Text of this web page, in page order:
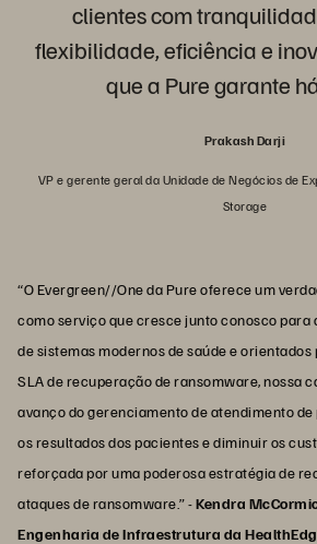
clientes com
flexibilidade, eficiência e
que a Pure garante
Prakash Darji
VP e gerente geral da Unidade de Negócios de
Storage
“O Evergreen//One da Pure oferece um
como serviço que cresce junto conosco para
de sistemas modernos de saúde e orientados
SLA de recuperação de ransomware, nossa
avanço do gerenciamento de atendimento
os resultados dos pacientes e diminuir os
reforçada por uma poderosa estratégia de
ataques de ransomware.” -Kendra
Engenharia de Infraestrutura da